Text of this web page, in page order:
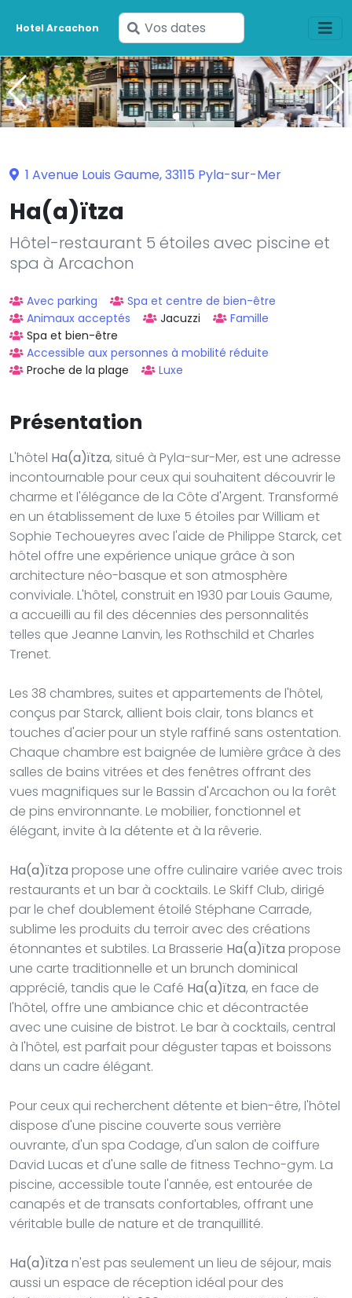
Hotel Arcachon
Saisissez
vos
dates
1 Avenue Louis Gaume, 33115 Pyla-sur-Mer
Ha(a)ïtza
Hôtel-restaurant 5 étoiles avec piscine et
spa à Arcachon
Avec parking
Spa et centre de bien-être
Animaux acceptés
Jacuzzi
Famille
Spa et bien-être
Accessible aux personnes à mobilité réduite
Proche de la plage
Luxe
Présentation
L'hôtel Ha(a)ïtza, situé à Pyla-sur-Mer, est une adresse
incontournable pour ceux qui souhaitent découvrir le
charme et l'élégance de la Côte d'Argent. Transformé
en un établissement de luxe 5 étoiles par William et
Sophie Techoueyres avec l'aide de Philippe Starck, cet
hôtel offre une expérience unique grâce à son
architecture néo-basque et son atmosphère
conviviale. L'hôtel, construit en 1930 par Louis Gaume,
a accueilli au fil des décennies des personnalités
telles que Jeanne Lanvin, les Rothschild et Charles
Trenet.
Les 38 chambres, suites et appartements de l'hôtel,
conçus par Starck, allient bois clair, tons blancs et
touches d'acier pour un style raffiné sans ostentation.
Chaque chambre est baignée de lumière grâce à des
salles de bains vitrées et des fenêtres offrant des
vues magnifiques sur le Bassin d'Arcachon ou la forêt
de pins environnante. Le mobilier, fonctionnel et
élégant, invite à la détente et à la rêverie.
Ha(a)ïtza propose une offre culinaire variée avec trois
restaurants et un bar à cocktails. Le Skiff Club, dirigé
par le chef doublement étoilé Stéphane Carrade,
sublime les produits du terroir avec des créations
étonnantes et subtiles. La Brasserie Ha(a)ïtza propose
une carte traditionnelle et un brunch dominical
apprécié, tandis que le Café Ha(a)ïtza, en face de
l'hôtel, offre une ambiance chic et décontractée
avec une cuisine de bistrot. Le bar à cocktails, central
à l'hôtel, est parfait pour déguster tapas et boissons
dans un cadre élégant.
Pour ceux qui recherchent détente et bien-être, l'hôtel
dispose d'une piscine couverte sous verrière
ouvrante, d'un spa Codage, d'un salon de coiffure
David Lucas et d'une salle de fitness Techno-gym. La
piscine, accessible toute l'année, est entourée de
canapés et de transats confortables, offrant une
véritable bulle de nature et de tranquillité.
Ha(a)ïtza n'est pas seulement un lieu de séjour, mais
aussi un espace de réception idéal pour des